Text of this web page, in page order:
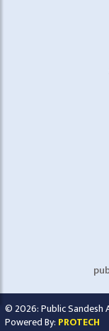
© 2026: Public Sandesh
Powered By: PROTECH